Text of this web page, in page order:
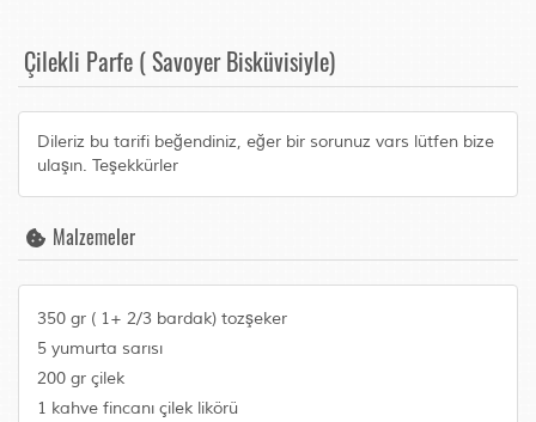
Çilekli Parfe ( Savoyer Bisküvisiyle)
Dileriz bu tarifi beğendiniz, eğer bir sorunuz vars lütfen bize
ulaşın. Teşekkürler
Malzemeler
350 gr ( 1+ 2/3 bardak) tozşeker
5 yumurta sarısı
200 gr çilek
1 kahve fincanı çilek likörü